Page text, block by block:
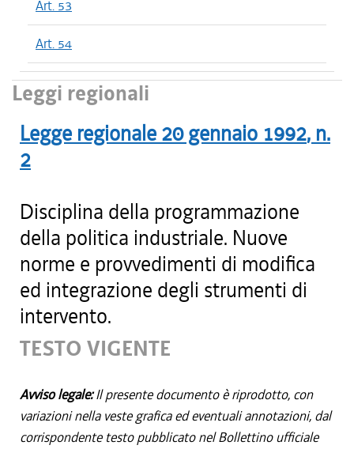
Art. 53
Art. 54
Leggi regionali
Legge regionale 20 gennaio 1992, n.
2
Disciplina della programmazione
della politica industriale. Nuove
norme e provvedimenti di modifica
ed integrazione degli strumenti di
intervento.
TESTO VIGENTE
Avviso legale:Il presente documento è riprodotto, con
variazioni nella veste grafica ed eventuali annotazioni, dal
corrispondente testo pubblicato nel Bollettino ufficiale